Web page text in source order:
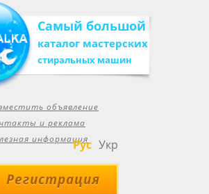
Самый большой
каталог мастерских
стиральных машин
объявление
и реклама
информация
Рус Укр
Регистрация